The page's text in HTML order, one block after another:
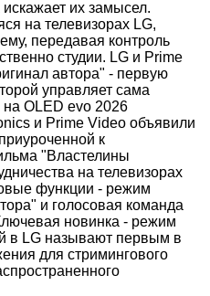
их замысел.
на телевизорах LG,
передавая контроль
студии. LG и Prime
автора" - первую
управляет сама
на OLED evo 2026
и Prime Video объявили
к
"Властелины
на телевизорах
функции - режим
и голосовая команда
новинка - режим
в LG называют первым в
для стримингового